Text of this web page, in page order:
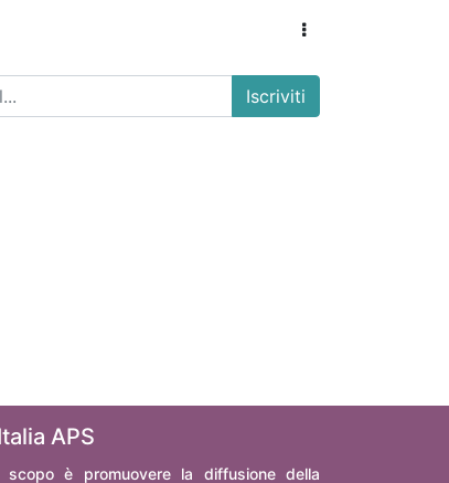
Iscriviti
APS
scopo è promuovere la diffusione della